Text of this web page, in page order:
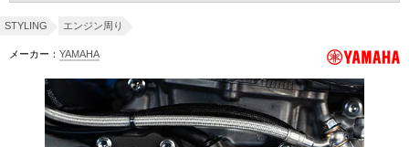
STYLING エンジン周り
メーカー： YAMAHA